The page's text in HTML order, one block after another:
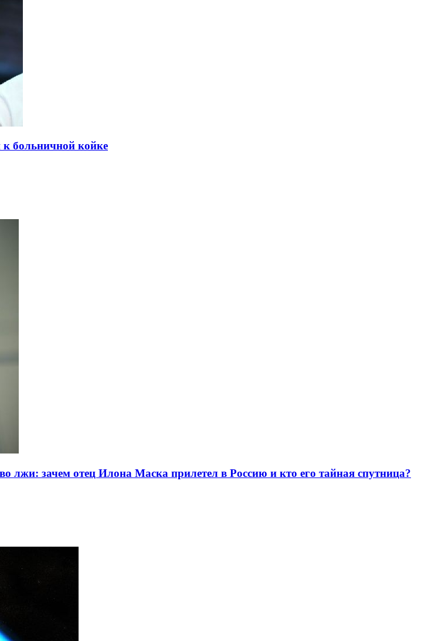
больничной койке
лжи: зачем отец Илона Маска прилетел в Россию и кто его тайная спутница?